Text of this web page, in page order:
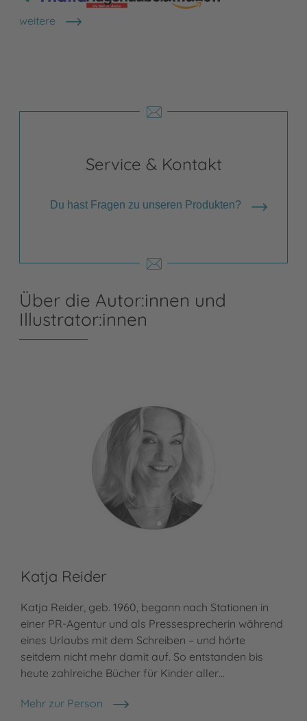
weitere
Shops anzeigen
Service & Kontakt
Du hast Fragen zu unseren Produkten?
Über die Autor:innen und
Illustrator:innen
Katja Reider
Katja Reider, geb. 1960, begann nach Stationen in
einer PR-Agentur und als Pressesprecherin während
eines Urlaubs mit dem Schreiben – und hörte
seitdem nicht mehr damit auf. So entstanden bis
heute zahlreiche Bücher für Kinder aller…
Mehr zur Person
Katja Reider